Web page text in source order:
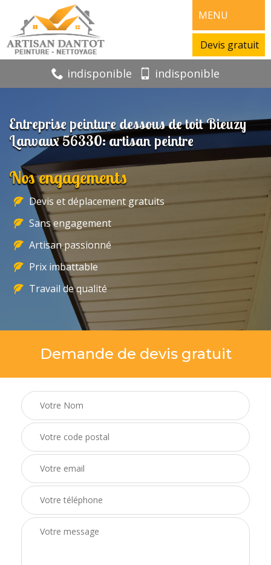
MENU
Devis gratuit
indisponible indisponible
Entreprise peinture dessous de toit Bieuzy
Lanvaux 56330: artisan peintre
Nos engagements
Devis et déplacement gratuits
Sans engagement
Artisan passionné
Prix imbattable
Travail de qualité
Demande de devis gratuit